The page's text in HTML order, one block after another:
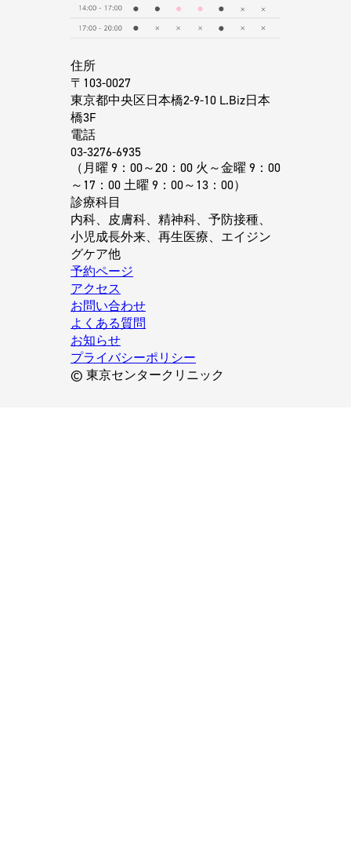
住所
〒103-0027
東京都中央区日本橋2-9-10 L.Biz日本
橋3F
電話
03-3276-6935
（月曜 9：00～20：00 火～金曜 9：00
～17：00 土曜 9：00～13：00）
診療科目
内科、皮膚科、精神科、予防接種、
小児成長外来、再生医療、エイジン
グケア他
予約ページ
アクセス
お問い合わせ
よくある質問
お知らせ
プライバシーポリシー
© 東京センタークリニック